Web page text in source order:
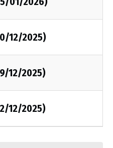
12/2025)
12/2025)
12/2025)